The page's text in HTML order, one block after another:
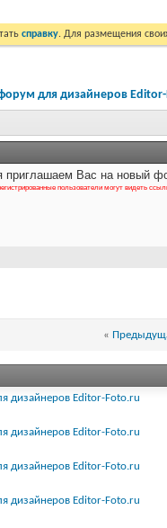
справку. Для размещения
для дизайнеров
приглашаем Вас на новый
пользователи могут видеть
«
дизайнеров Editor-Foto.ru
дизайнеров Editor-Foto.ru
дизайнеров Editor-Foto.ru
дизайнеров Editor-Foto.ru